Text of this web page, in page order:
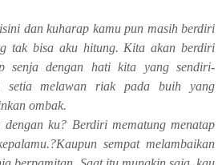
dan kuharap kamu pun masih berdiri
tak bisa aku hitung. Kita akan berdiri
senja dengan hati kita yang sendiri-
melawan riak pada buih yang
ombak.
ku? Berdiri mematung menatap
sempat melambaikan